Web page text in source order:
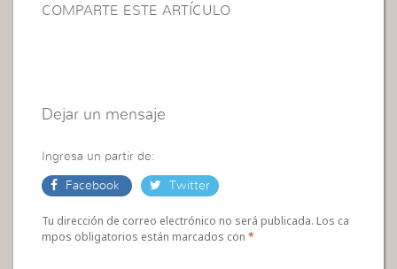
COMPARTE ESTE ARTÍCULO
Dejar un mensaje
Ingresa un partir de:
Facebook Twitter
Tu dirección de correo electrónico no será publicada. Los ca
mpos obligatorios están marcados con*